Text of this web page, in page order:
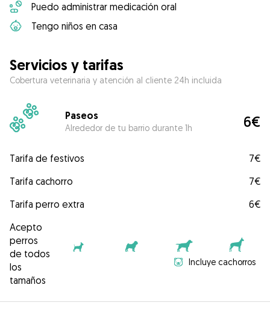
Puedo administrar medicación oral
Tengo niños en casa
Servicios y tarifas
Cobertura veterinaria y atención al cliente 24h incluida
Paseos
Alrededor de tu barrio durante 1h 6€
Tarifa de festivos
7€
Tarifa cachorro
7€
Tarifa perro extra
6€
Acepto
perros
de todos
los
tamaños
Incluye cachorros